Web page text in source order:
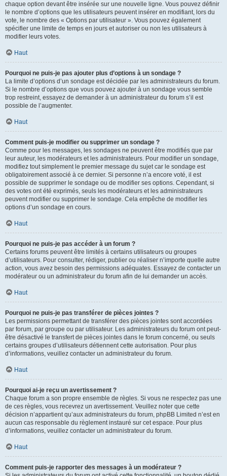
chaque option devant être insérée sur une nouvelle ligne. Vous pouvez définir
le nombre d’options que les utilisateurs peuvent insérer en modifiant, lors du
vote, le nombre des « Options par utilisateur ». Vous pouvez également
spécifier une limite de temps en jours et autoriser ou non les utilisateurs à
modifier leurs votes.
Haut
Pourquoi ne puis-je pas ajouter plus d’options à un sondage ?
La limite d’options d’un sondage est décidée par les administrateurs du forum.
Si le nombre d’options que vous pouvez ajouter à un sondage vous semble
trop restreint, essayez de demander à un administrateur du forum s’il est
possible de l’augmenter.
Haut
Comment puis-je modifier ou supprimer un sondage ?
Comme pour les messages, les sondages ne peuvent être modifiés que par
leur auteur, les modérateurs et les administrateurs. Pour modifier un sondage,
modifiez tout simplement le premier message du sujet car le sondage est
obligatoirement associé à ce dernier. Si personne n’a encore voté, il est
possible de supprimer le sondage ou de modifier ses options. Cependant, si
des votes ont été exprimés, seuls les modérateurs et les administrateurs
peuvent modifier ou supprimer le sondage. Cela empêche de modifier les
options d’un sondage en cours.
Haut
Pourquoi ne puis-je pas accéder à un forum ?
Certains forums peuvent être limités à certains utilisateurs ou groupes
d’utilisateurs. Pour consulter, rédiger, publier ou réaliser n’importe quelle autre
action, vous avez besoin des permissions adéquates. Essayez de contacter un
modérateur ou un administrateur du forum afin de lui demander un accès.
Haut
Pourquoi ne puis-je pas transférer de pièces jointes ?
Les permissions permettant de transférer des pièces jointes sont accordées
par forum, par groupe ou par utilisateur. Les administrateurs du forum ont peut-
être désactivé le transfert de pièces jointes dans le forum concerné, ou seuls
certains groupes d’utilisateurs détiennent cette autorisation. Pour plus
d’informations, veuillez contacter un administrateur du forum.
Haut
Pourquoi ai-je reçu un avertissement ?
Chaque forum a son propre ensemble de règles. Si vous ne respectez pas une
de ces règles, vous recevrez un avertissement. Veuillez noter que cette
décision n’appartient qu’aux administrateurs du forum, phpBB Limited n’est en
aucun cas responsable du règlement instauré sur cet espace. Pour plus
d’informations, veuillez contacter un administrateur du forum.
Haut
Comment puis-je rapporter des messages à un modérateur ?